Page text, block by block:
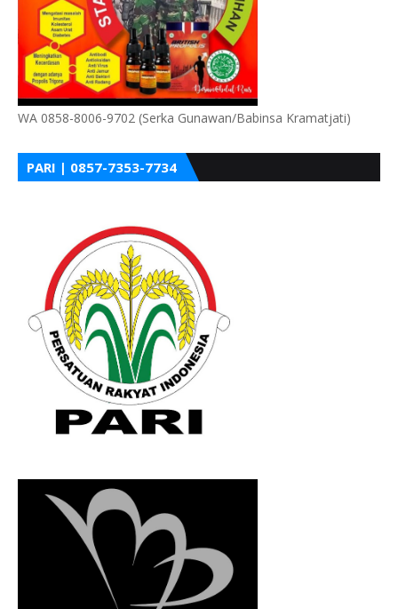
WA 0858-8006-9702 (Serka Gunawan/Babinsa Kramatjati)
PARI | 0857-7353-7734